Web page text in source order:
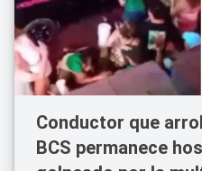
Conductor que
BCS permanece